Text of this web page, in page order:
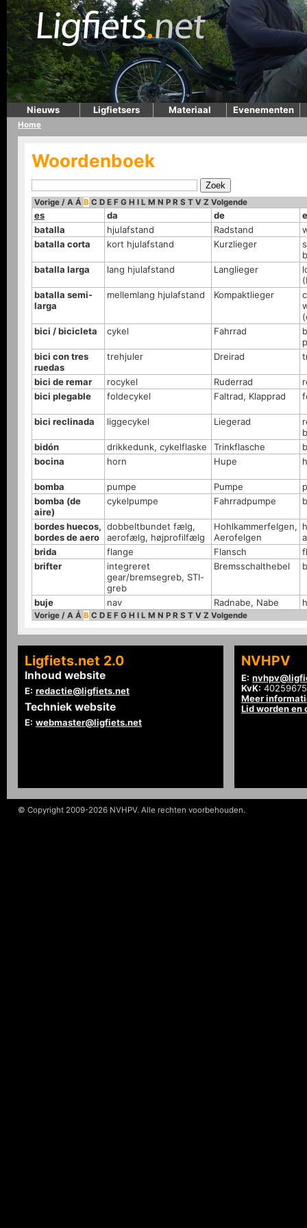
Nieuws Ligfietsers Materiaal Evenementen
Home
Woordenboek
Vorige / A Á B C D E F G H I L M N P R S T V Z Volgende
es da de
batalla
hjulafstand Radstand
batalla corta
kort hjulafstand Kurzlieger
batalla larga
lang hjulafstand Langlieger
batalla semi-
larga
mellemlang hjulafstand Kompaktlieger
bici / bicicleta
cykel Fahrrad
bici con tres
ruedas
trehjuler Dreirad
bici de remar rocykel Ruderrad
bici plegable
foldecykel Faltrad, Klapprad
bici reclinada liggecykel Liegerad
bidón
drikkedunk, cykelflaske Trinkflasche
bocina
horn Hupe
bomba pumpe Pumpe
bomba (de
aire)
cykelpumpe Fahrradpumpe
bordes huecos,
bordes de aero
dobbeltbundet fælg,
aerofælg, højprofilfælg
Hohlkammerfelgen,
Aerofelgen
brida
flange Flansch
brifter
integreret
gear/bremsegreb, STI-
greb
Bremsschalthebel
buje nav Radnabe, Nabe
Vorige / A Á B C D E F G H I L M N P R S T V Z Volgende
Ligfiets.net 2.0
Inhoud website
E: redactie@ligfiets.net
Techniek website
E: webmaster@ligfiets.net
NVHPV
E:
KvK: 40259675
Meer
Lid worden en
© Copyright 2009-2026 NVHPV. Alle rechten voorbehouden.